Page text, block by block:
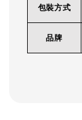
包裝方式
品牌